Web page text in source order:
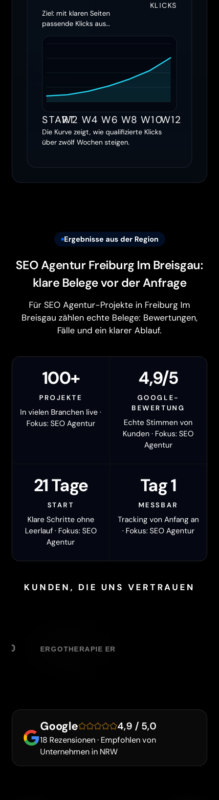
Ziel: mit klaren Seiten
passende Klicks aus
KLICKS
START
W2 W4 W6 W8 W10W12
Die Kurve zeigt, wie qualifizierte Klicks
über zwölf Wochen steigen.
Ergebnisse aus der Region
SEO Agentur Freiburg Im Breisgau:
klare Belege vor der Anfrage
Für SEO Agentur-Projekte in Freiburg Im
Breisgau zählen echte Belege: Bewertungen,
Fälle und ein klarer Ablauf.
100+
PROJEKTE
In vielen Branchen live ·
Fokus: SEO Agentur
4,9/5
GOOGLE-
BEWERTUNG
Echte Stimmen von
Kunden · Fokus: SEO
Agentur
21 Tage
START
Klare Schritte ohne
Leerlauf · Fokus: SEO
Agentur
Tag 1
MESSBAR
Tracking von Anfang an
· Fokus: SEO Agentur
KUNDEN, DIE UNS VERTRAUEN
Google 4,9 / 5,0
18 Rezensionen · Empfohlen von
Unternehmen in NRW